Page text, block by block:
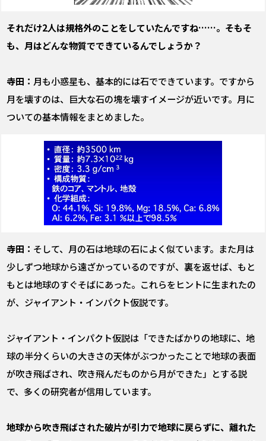
――それだけ2人は規格外のことをしていたんですね……。そもそ
も、月はどんな物質でできているんでしょうか？
寺田： 月も小惑星も、基本的には石でできています。ですから
月を壊すのは、巨大な石の塊を壊すイメージが近いです。月に
ついての基本情報をまとめました。
寺田： そして、月の石は地球の石によく似ています。また月は
少しずつ地球から遠ざかっているのですが、裏を返せば、もと
もとは地球のすぐそばにあった。これらをヒントに生まれたの
が、ジャイアント・インパクト仮説です。
ジャイアント・インパクト仮説は「できたばかりの地球に、地
球の半分くらいの大きさの天体がぶつかったことで地球の表面
が吹き飛ばされ、吹き飛んだものから月ができた」とする説
で、多くの研究者が信用しています。
――地球から吹き飛ばされた破片が引力で地球に戻らずに、離れた